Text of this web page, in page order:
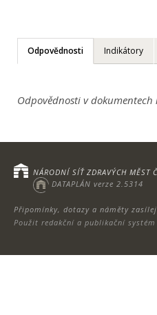
Odpovědnosti Indikátory
Odpovědnosti v dokumentech
Připomínky, dotazy a náměty
Použit redakční a publikační systém
NÁRODNÍ SÍŤ ZDRAVÝCH MĚST
DATAPLÁN verze 2.5314